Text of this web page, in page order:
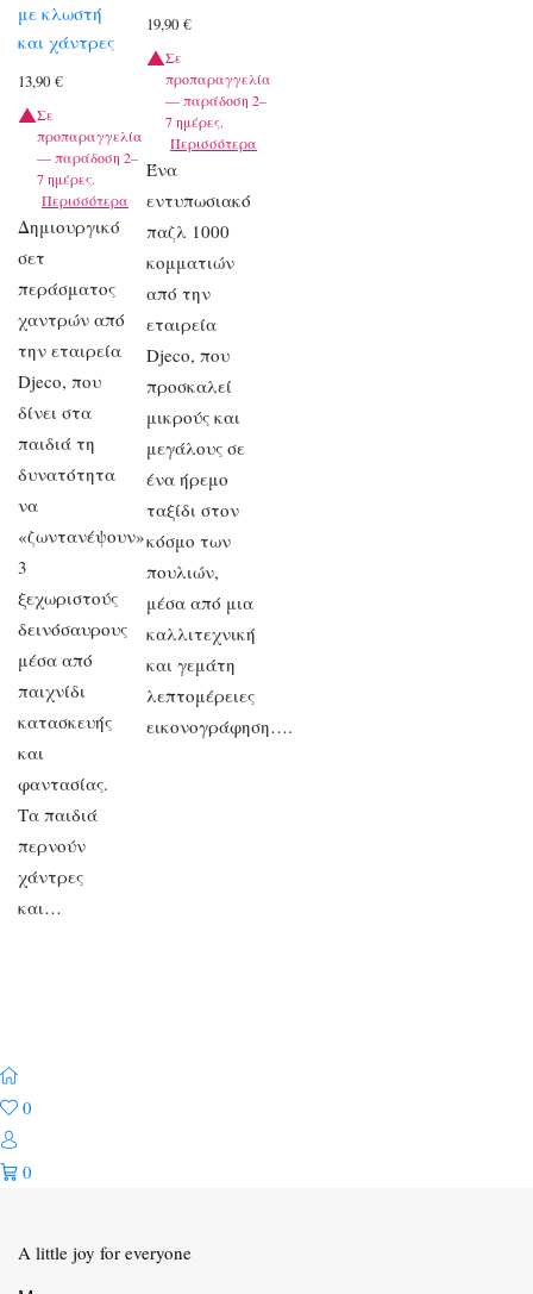
με κλωστή
και χάντρες
13,90 €
Σε
προπαραγγελία
— παράδοση 2–
7 ημέρες.
Περισσότερα
Δημιουργικό
σετ
περάσματος
χαντρών από
την εταιρεία
Djeco, που
δίνει στα
παιδιά τη
δυνατότητα
να
«ζωντανέψουν»
3
ξεχωριστούς
δεινόσαυρους
μέσα από
παιχνίδι
κατασκευής
και
φαντασίας.
Τα παιδιά
περνούν
χάντρες
και…
19,90€
Σε
προπαραγγελία
— παράδοση 2–
7 ημέρες.
Περισσότερα
Ένα
εντυπωσιακό
παζλ 1000
κομματιών
από την
εταιρεία
Djeco, που
προσκαλεί
μικρούς και
μεγάλους σε
ένα ήρεμο
ταξίδι στον
κόσμο των
πουλιών,
μέσα από μια
καλλιτεχνική
και γεμάτη
λεπτομέρειες
εικονογράφηση….
0
0
A little joy for everyone